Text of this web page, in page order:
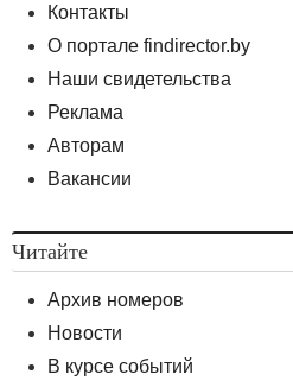
Контакты
О портале findirector.by
Наши свидетельства
Реклама
Авторам
Вакансии
Читайте
Архив номеров
Новости
В курсе событий